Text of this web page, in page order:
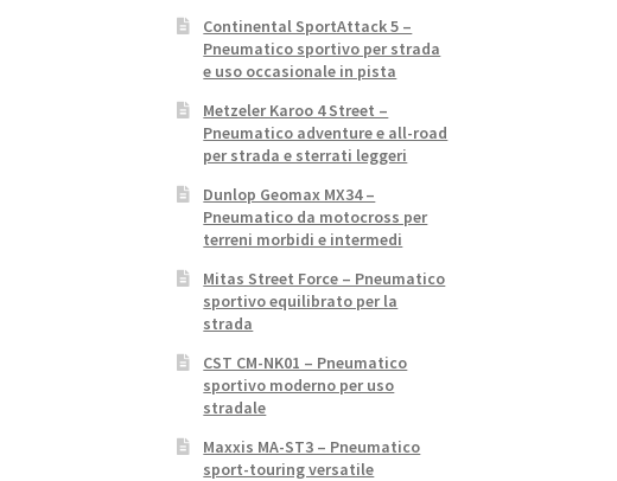
Continental SportAttack 5 –
Pneumatico sportivo per strada
e uso occasionale in pista
Metzeler Karoo 4 Street –
Pneumatico adventure e all-road
per strada e sterrati leggeri
Dunlop Geomax MX34 –
Pneumatico da motocross per
terreni morbidi e intermedi
Mitas Street Force – Pneumatico
sportivo equilibrato per la
strada
CST CM-NK01 – Pneumatico
sportivo moderno per uso
stradale
Maxxis MA-ST3 – Pneumatico
sport-touring versatile